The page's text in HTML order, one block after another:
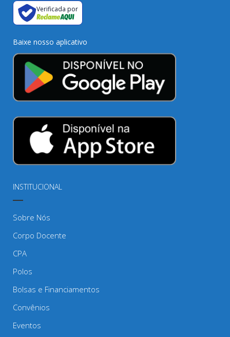
Verificada por
Baixe nosso aplicativo
INSTITUCIONAL
Sobre Nós
Corpo Docente
CPA
Polos
Bolsas e Financiamentos
Convênios
Eventos